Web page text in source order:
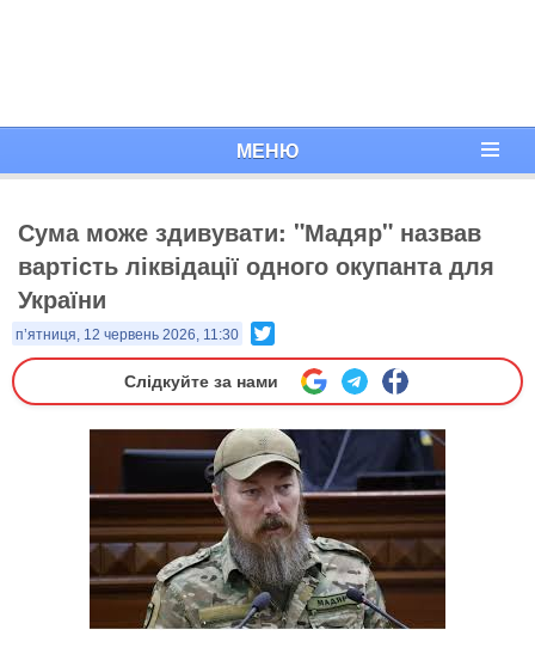
МЕНЮ
Сума може здивувати: "Мадяр" назвав
вартість ліквідації одного окупанта для
України
п’ятниця, 12 червень 2026, 11:30
Слідкуйте за нами